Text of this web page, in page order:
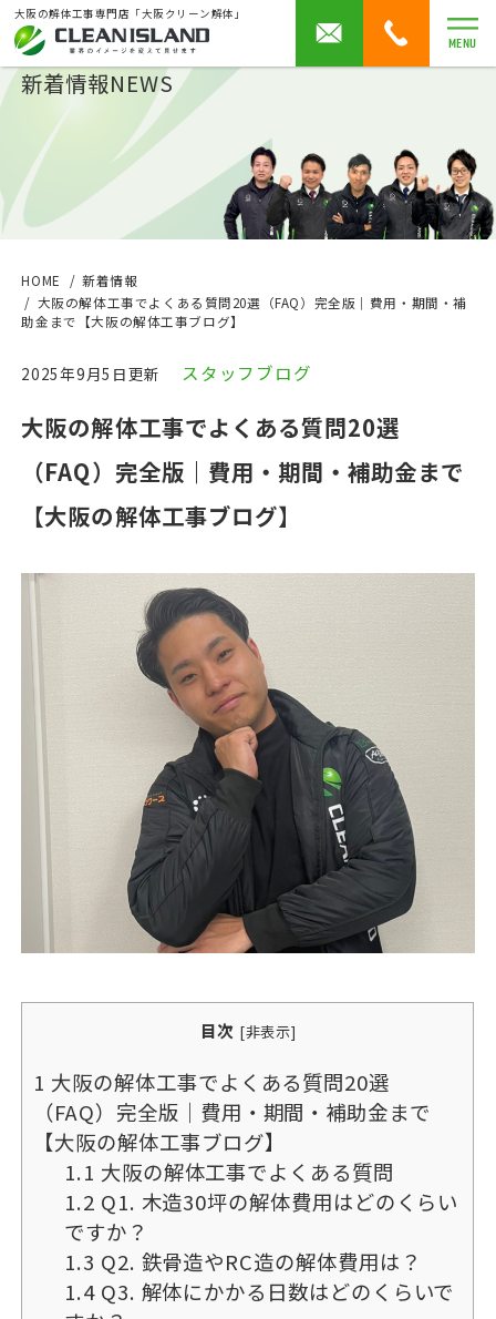
大阪の解体工事専門店「大阪クリーン解体」
MENU
新着情報NEWS
HOME
新着情報
大阪の解体工事でよくある質問20選（FAQ）完全版｜費用・期間・補
助金まで【大阪の解体工事ブログ】
2025年9月5日更新 スタッフブログ
大阪の解体工事でよくある質問20選
（FAQ）完全版｜費用・期間・補助金まで
【大阪の解体工事ブログ】
目次 [非表示]
1 大阪の解体工事でよくある質問20選
（FAQ）完全版｜費用・期間・補助金まで
【大阪の解体工事ブログ】
1.1 大阪の解体工事でよくある質問
1.2 Q1. 木造30坪の解体費用はどのくらい
ですか？
1.3 Q2. 鉄骨造やRC造の解体費用は？
1.4Q3. 解体にかかる日数はどのくらいで